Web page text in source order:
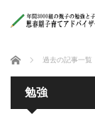
ホーム 過去の記事一覧
勉強